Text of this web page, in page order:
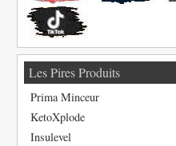
Les Pires Produits
Prima Minceur
KetoXplode
Insulevel